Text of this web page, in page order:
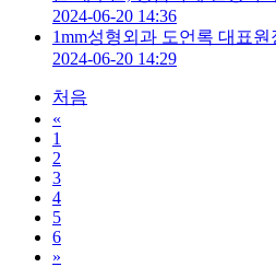
2024-06-20 14:36
1mm성형외과 도언록 대표원
2024-06-20 14:29
처음
«
1
2
3
4
5
6
»